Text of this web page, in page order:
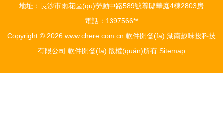
地址：長沙市雨花區(qū)勞動中路589號尊邸華庭4棟2803房
電話：1397566**
Copyright © 2026 www.chere.com.cn 軟件開發(fā) 湖南趣味投科技
有限公司 軟件開發(fā) 版權(quán)所有 Sitemap